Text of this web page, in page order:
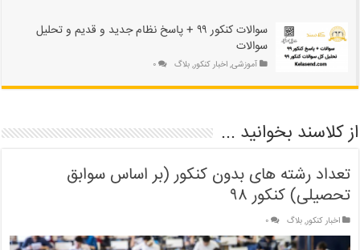
سوالات کنکور ۹۹ + پاسخ نظام جدید و قدیم و تحلیل
سوالات
آموزشی,اخبار کنکور,بلاگ ۰
از کلاسند بخوانید ...
تعداد رشته های بدون کنکور (بر اساس سوابق
تحصیلی) کنکور ۹۸
اخبار کنکور,بلاگ ۰